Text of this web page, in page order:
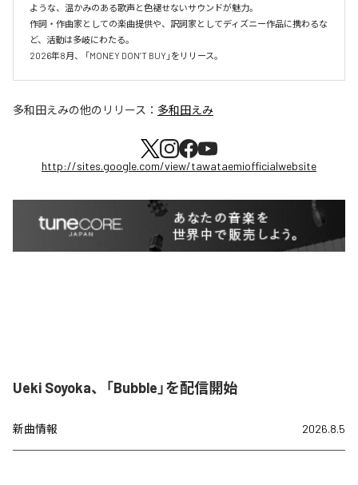
ような、温かみのある歌声と色褪せないサウンドが魅力。
作詞・作曲家としての楽曲提供や、訳詞家としてディズニー作品に携わるな
ど、活動は多岐にわたる。
2026年8月、 「MONEY DON’T BUY」をリリース。
多和田えみの他のリリース： 多和田えみ
http://sites.google.com/view/tawataemiofficialwebsite
Ueki Soyoka、「Bubble」を配信開始
新曲情報 2026.8.5